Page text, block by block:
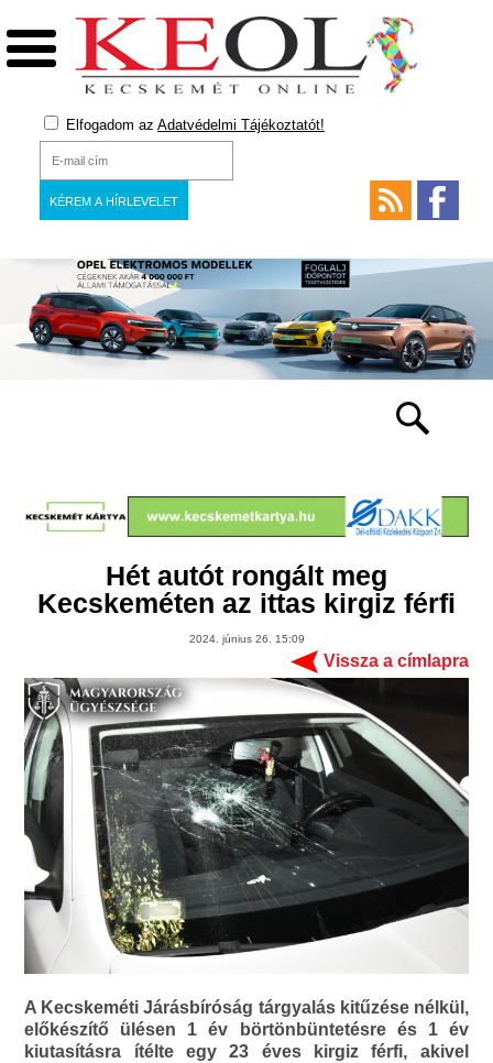
Elfogadom az Adatvédelmi Tájékoztatót!
Hét autót rongált meg
Kecskeméten az ittas kirgiz férfi
2024. június 26. 15:09
Vissza a címlapra
A Kecskeméti Járásbíróság tárgyalás kitűzése nélkül,
előkészítő ülésen 1 év börtönbüntetésre és 1 év
kiutasításra ítélte egy 23 éves kirgiz férfi, akivel